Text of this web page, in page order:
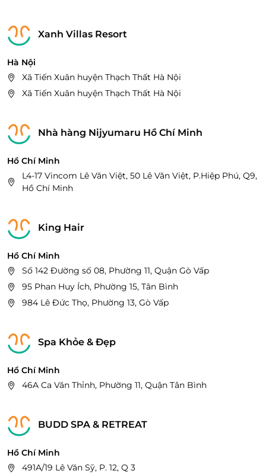
Xanh Villas Resort
Hà Nội
Xã Tiến Xuân huyện Thạch Thất Hà Nội
Xã Tiến Xuân huyện Thạch Thất Hà Nội
Nhà hàng Nijyumaru Hồ Chí Minh
Hồ Chí Minh
L4-17 Vincom Lê Văn Việt, 50 Lê Văn Việt, P.Hiệp Phú, Q9,
Hồ Chí Minh
King Hair
Hồ Chí Minh
Số 142 Đường số 08, Phường 11, Quận Gò Vấp
95 Phan Huy Ích, Phường 15, Tân Bình
984 Lê Đức Thọ, Phường 13, Gò Vấp
Spa Khỏe & Đẹp
Hồ Chí Minh
46A Ca Văn Thỉnh, Phường 11, Quận Tân Bình
BUDD SPA & RETREAT
Hồ Chí Minh
491A/19 Lê Văn Sỹ, P. 12, Q 3